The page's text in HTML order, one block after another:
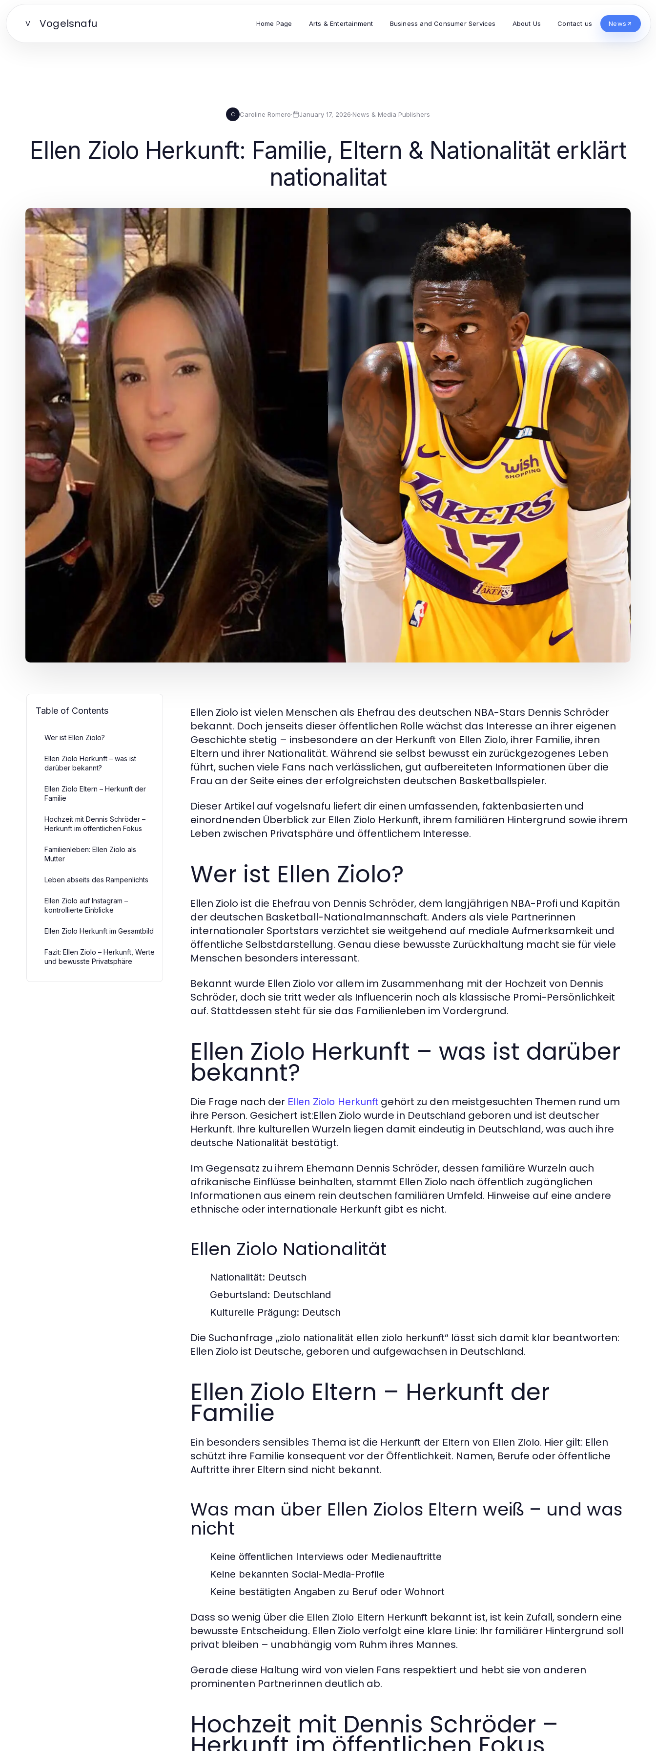
V Vogelsnafu Home Page Arts & Entertainment Business and Consumer Services About Us Contact us News
C Caroline Romero· January 17, 2026·News & Media Publishers
Ellen Ziolo Herkunft: Familie, Eltern & Nationalität erklärt
nationalitat
Table of Contents
Wer ist Ellen Ziolo?
Ellen Ziolo Herkunft – was ist
darüber bekannt?
Ellen Ziolo Eltern – Herkunft der
Familie
Hochzeit mit Dennis Schröder –
Herkunft im öffentlichen Fokus
Familienleben: Ellen Ziolo als
Mutter
Leben abseits des Rampenlichts
Ellen Ziolo auf Instagram –
kontrollierte Einblicke
Ellen Ziolo Herkunft im Gesamtbild
Fazit: Ellen Ziolo – Herkunft, Werte
und bewusste Privatsphäre
Ellen Ziolo ist vielen Menschen als Ehefrau des deutschen NBA-Stars Dennis Schröder
bekannt. Doch jenseits dieser öffentlichen Rolle wächst das Interesse an ihrer eigenen
Geschichte stetig – insbesondere an der Herkunft von Ellen Ziolo, ihrer Familie, ihren
Eltern und ihrer Nationalität. Während sie selbst bewusst ein zurückgezogenes Leben
führt, suchen viele Fans nach verlässlichen, gut aufbereiteten Informationen über die
Frau an der Seite eines der erfolgreichsten deutschen Basketballspieler.
Dieser Artikel auf vogelsnafu liefert dir einen umfassenden, faktenbasierten und
einordnenden Überblick zur Ellen Ziolo Herkunft, ihrem familiären Hintergrund sowie ihrem
Leben zwischen Privatsphäre und öffentlichem Interesse.
Wer ist Ellen Ziolo?
Ellen Ziolo ist die Ehefrau von Dennis Schröder, dem langjährigen NBA-Profi und Kapitän
der deutschen Basketball-Nationalmannschaft. Anders als viele Partnerinnen
internationaler Sportstars verzichtet sie weitgehend auf mediale Aufmerksamkeit und
öffentliche Selbstdarstellung. Genau diese bewusste Zurückhaltung macht sie für viele
Menschen besonders interessant.
Bekannt wurde Ellen Ziolo vor allem im Zusammenhang mit der Hochzeit von Dennis
Schröder, doch sie tritt weder als Influencerin noch als klassische Promi-Persönlichkeit
auf. Stattdessen steht für sie das Familienleben im Vordergrund.
Ellen Ziolo Herkunft – was ist darüber
bekannt?
Die Frage nach der Ellen Ziolo Herkunft gehört zu den meistgesuchten Themen rund um
ihre Person. Gesichert ist:Ellen Ziolo wurde in Deutschland geboren und ist deutscher
Herkunft. Ihre kulturellen Wurzeln liegen damit eindeutig in Deutschland, was auch ihre
deutsche Nationalität bestätigt.
Im Gegensatz zu ihrem Ehemann Dennis Schröder, dessen familiäre Wurzeln auch
afrikanische Einflüsse beinhalten, stammt Ellen Ziolo nach öffentlich zugänglichen
Informationen aus einem rein deutschen familiären Umfeld. Hinweise auf eine andere
ethnische oder internationale Herkunft gibt es nicht.
Ellen Ziolo Nationalität
Nationalität: Deutsch
Geburtsland: Deutschland
Kulturelle Prägung: Deutsch
Die Suchanfrage „ziolo nationalität ellen ziolo herkunft“ lässt sich damit klar beantworten:
Ellen Ziolo ist Deutsche, geboren und aufgewachsen in Deutschland.
Ellen Ziolo Eltern – Herkunft der
Familie
Ein besonders sensibles Thema ist die Herkunft der Eltern von Ellen Ziolo. Hier gilt: Ellen
schützt ihre Familie konsequent vor der Öffentlichkeit. Namen, Berufe oder öffentliche
Auftritte ihrer Eltern sind nicht bekannt.
Was man über Ellen Ziolos Eltern weiß – und was
nicht
Keine öffentlichen Interviews oder Medienauftritte
Keine bekannten Social-Media-Profile
Keine bestätigten Angaben zu Beruf oder Wohnort
Dass so wenig über die Ellen Ziolo Eltern Herkunft bekannt ist, ist kein Zufall, sondern eine
bewusste Entscheidung. Ellen Ziolo verfolgt eine klare Linie: Ihr familiärer Hintergrund soll
privat bleiben – unabhängig vom Ruhm ihres Mannes.
Gerade diese Haltung wird von vielen Fans respektiert und hebt sie von anderen
prominenten Partnerinnen deutlich ab.
Hochzeit mit Dennis Schröder –